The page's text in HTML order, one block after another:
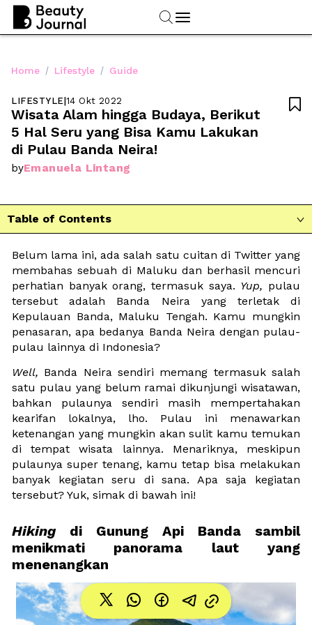
Home / Lifestyle / Guide
LIFESTYLE|14 Okt 2022
Wisata Alam hingga Budaya, Berikut
5 Hal Seru yang Bisa Kamu Lakukan
di Pulau Banda Neira!
byEmanuela Lintang

Table of Contents 
Belum lama ini, ada salah satu cuitan di Twitter yang
membahas sebuah di Maluku dan berhasil mencuri
perhatian banyak orang, termasuk saya. Yup, pulau
tersebut adalah Banda Neira yang terletak di
Kepulauan Banda, Maluku Tengah. Kamu mungkin
penasaran, apa bedanya Banda Neira dengan pulau-
pulau lainnya di Indonesia?
Well, Banda Neira sendiri memang termasuk salah
satu pulau yang belum ramai dikunjungi wisatawan,
bahkan pulaunya sendiri masih mempertahakan
kearifan lokalnya, lho. Pulau ini menawarkan
ketenangan yang mungkin akan sulit kamu temukan
di tempat wisata lainnya. Menariknya, meskipun
pulaunya super tenang, kamu tetap bisa melakukan
banyak kegiatan seru di sana. Apa saja kegiatan
tersebut? Yuk, simak di bawah ini!
Hiking di Gunung Api Banda sambil
menikmati panorama laut yang
menenangkan